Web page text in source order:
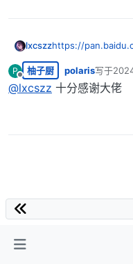
lxcszzhttps://
提取码：hhyx
解压码：花火咏雪
P
离线
柚子厨 polaris写于
最后由
@lxcszz 十分感谢大佬